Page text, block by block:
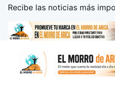
Recibe las noticias más